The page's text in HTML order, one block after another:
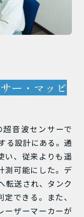
ー・マッピ
超音波センサーで
る設計にある。通
い、従来よりも遥
測可能にした。デ
転送され、タンク
できる。また、
ーザーマーカーが